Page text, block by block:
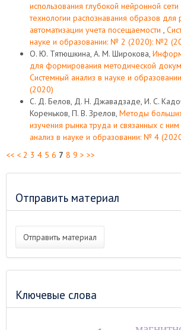
использования глубокой нейронной сети
технологии распознавания образов
автоматизации учета посещаемости ,
науке и образовании: № 2 (2020): №2
О. Ю. Тятюшкина, А. М. Широкова,
для формирования методической
Системный анализ в науке и
(2020)
С. Д. Белов, Д. Н. Джавадзаде, И. С.
Кореньков, П. В. Зрелов, Методы
изучения рынка труда и связанных с ним
анализ в науке и образовании: № 4
<< < 2 3 4 5 6 7 8 9 > >>
Отправить материал
Отправить материал
Ключевые слова